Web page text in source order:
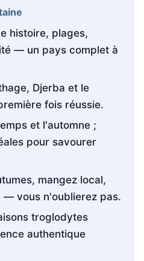
histoire, plages,
— un pays complet à
Djerba et le
fois réussie.
et l'automne ;
pour savourer
mangez local,
— vous n'oublierez pas.
troglodytes
authentique